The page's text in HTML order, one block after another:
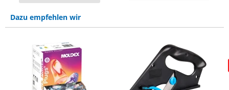
Dazu empfehlen wir